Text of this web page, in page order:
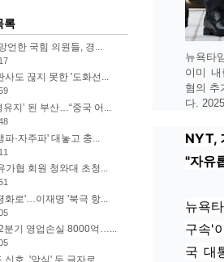
뉴욕타
이미
혐의 추
다.
NYT,
"자유
뉴욕
구속'
국 대
록
언한 국힘 의원들, 경...
사도 끊지 못한 '도화선...
유지’ 된 부산…“중국 어...
·자주파' 대놓고 충...
가협 회원 청와대 초청...
화로'…이재명 '북극 항...
분기 영업손실 8000억…...
호, '앙심' 두 글자로...